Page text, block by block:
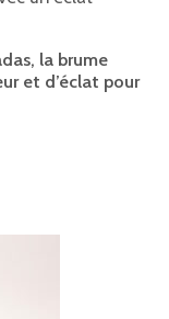
la brume
et d’éclat pour